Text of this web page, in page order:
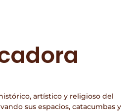
artístico y religioso del
sus espacios, catacumbas y